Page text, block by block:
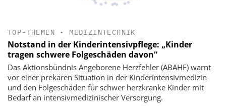
TOP-THEMEN • MEDIZINTECHNIK
Notstand in der Kinderintensivpflege: „Kinder
tragen schwere Folgeschäden davon“
Das Aktionsbündnis Angeborene Herzfehler (ABAHF) warnt
vor einer prekären Situation in der Kinderintensivmedizin
und den Folgeschäden für schwer herzkranke Kinder mit
Bedarf an intensivmedizinischer Versorgung.